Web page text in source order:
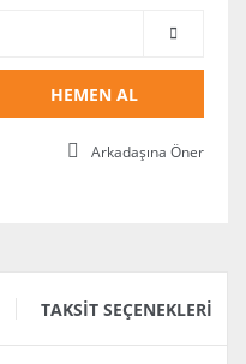
HEMEN AL
Arkadaşına Öner
TAKSIT SEÇENEKLERI